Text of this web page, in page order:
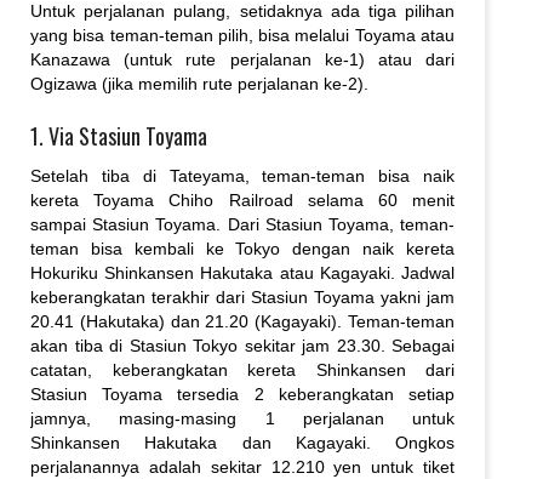
Untuk perjalanan pulang, setidaknya ada tiga pilihan
yang bisa teman-teman pilih, bisa melalui Toyama atau
Kanazawa (untuk rute perjalanan ke-1) atau dari
Ogizawa (jika memilih rute perjalanan ke-2).
1. Via Stasiun Toyama
Setelah tiba di Tateyama, teman-teman bisa naik
kereta Toyama Chiho Railroad selama 60 menit
sampai Stasiun Toyama. Dari Stasiun Toyama, teman-
teman bisa kembali ke Tokyo dengan naik kereta
Hokuriku Shinkansen Hakutaka atau Kagayaki. Jadwal
keberangkatan terakhir dari Stasiun Toyama yakni jam
20.41 (Hakutaka) dan 21.20 (Kagayaki). Teman-teman
akan tiba di Stasiun Tokyo sekitar jam 23.30. Sebagai
catatan, keberangkatan kereta Shinkansen dari
Stasiun Toyama tersedia 2 keberangkatan setiap
jamnya, masing-masing 1 perjalanan untuk
Shinkansen Hakutaka dan Kagayaki. Ongkos
perjalanannya adalah sekitar 12.210 yen untuk tiket